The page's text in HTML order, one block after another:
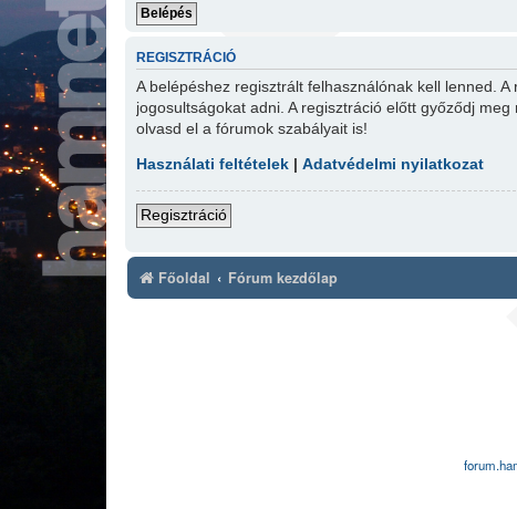
REGISZTRÁCIÓ
A belépéshez regisztrált felhasználónak kell lenned.
jogosultságokat adni. A regisztráció előtt győződj
olvasd el a fórumok szabályait is!
Használati feltételek |Adatvédelmi nyilatkozat
Regisztráció
Főoldal Fórum kezdőlap